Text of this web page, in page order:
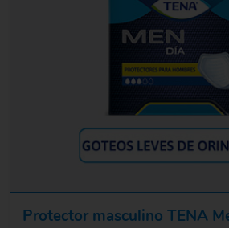
Protector masculino TENA